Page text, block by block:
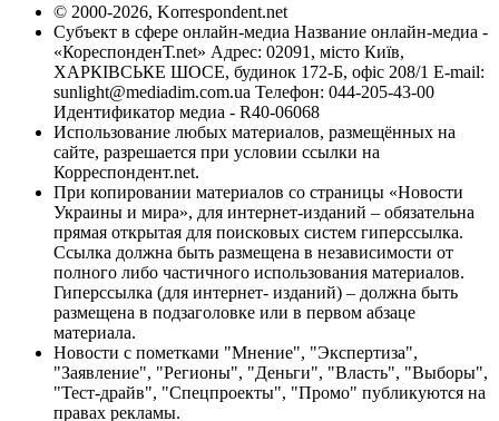
© 2000-2026, Korrespondent.net
Субъект в сфере онлайн-медиа Название онлайн-медиа -
«КореспонденТ.net» Адрес: 02091, місто Київ,
ХАРКІВСЬКЕ ШОСЕ, будинок 172-Б, офіс 208/1 E-mail:
sunlight@mediadim.com.ua Телефон: 044-205-43-00
Идентификатор медиа - R40-06068
Использование любых материалов, размещённых на
сайте, разрешается при условии ссылки на
Корреспондент.net.
При копировании материалов со страницы «Новости
Украины и мира», для интернет-изданий – обязательна
прямая открытая для поисковых систем гиперссылка.
Ссылка должна быть размещена в независимости от
полного либо частичного использования материалов.
Гиперссылка (для интернет- изданий) – должна быть
размещена в подзаголовке или в первом абзаце
материала.
Новости с пометками "Мнение", "Экспертиза",
"Заявление", "Регионы", "Деньги", "Власть", "Выборы",
"Тест-драйв", "Спецпроекты", "Промо" публикуются на
правах рекламы.